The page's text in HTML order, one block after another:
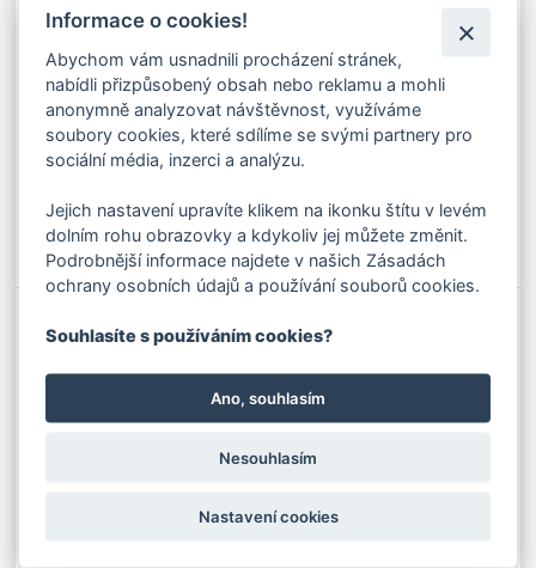
Kód produktu: 050011
Stav skladu:Dostupnost 2-3 dny
84 104.68 Kč s DPH / ks
69 508.00 Kč bez DPH / ks
⚊
✚
Do košíku
VERTIKÁLNÍ ZVEDACÍ SVĚRKA VCW 20T
Stav skladu:Dostupnost 2-3 dny
81 841.00 Kč bez DPH / ks
Do košíku
Informace o cookies!
Abychom vám usnadnili procházení stránek,
nabídli přizpůsobený obsah nebo reklamu a mohli
anonymně analyzovat návštěvnost, využíváme
soubory cookies, které sdílíme se svými partnery pro
sociální média, inzerci a analýzu.
Jejich nastavení upravíte klikem na ikonku štítu v levém
dolním rohu obrazovky a kdykoliv jej můžete změnit.
Podrobnější informace najdete v našich Zásadách
ochrany osobních údajů a používání souborů cookies.
Souhlasíte s používáním cookies?
Ano, souhlasím
Nesouhlasím
Nastavení cookies